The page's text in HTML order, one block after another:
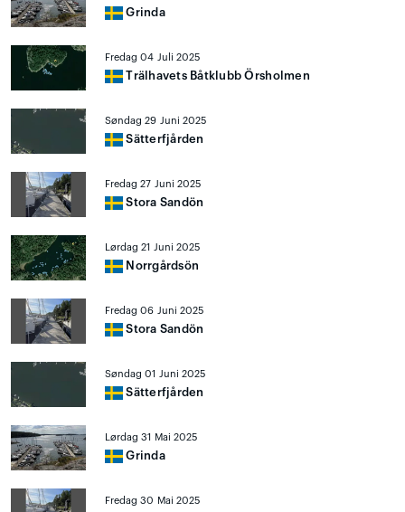
Grinda
Fredag 04 Juli 2025
Trälhavets Båtklubb Örsholmen
Søndag 29 Juni 2025
Sätterfjården
Fredag 27 Juni 2025
Stora Sandön
Lørdag 21 Juni 2025
Norrgårdsön
Fredag 06 Juni 2025
Stora Sandön
Søndag 01 Juni 2025
Sätterfjården
Lørdag 31 Mai 2025
Grinda
Fredag 30 Mai 2025